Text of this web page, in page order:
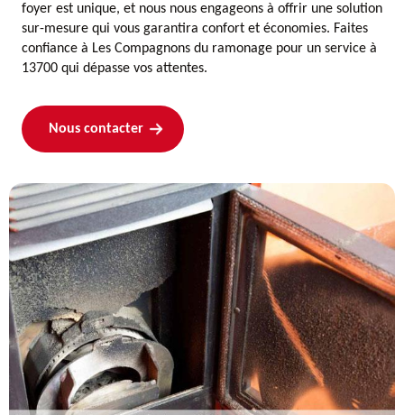
foyer est unique, et nous nous engageons à offrir une solution
sur-mesure qui vous garantira confort et économies. Faites
confiance à Les Compagnons du ramonage pour un service à
13700 qui dépasse vos attentes.
Nous contacter